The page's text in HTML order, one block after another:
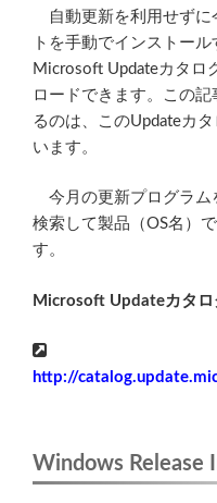
自動更新を利用せずに
トを手動でインストー
Microsoft Updateカタロ
ロードできます。この
るのは、このUpdateカ
います。
今月の更新プログラム
検索して製品（OS名）
す。
Microsoft Updateカタロ
http://
Windows Release